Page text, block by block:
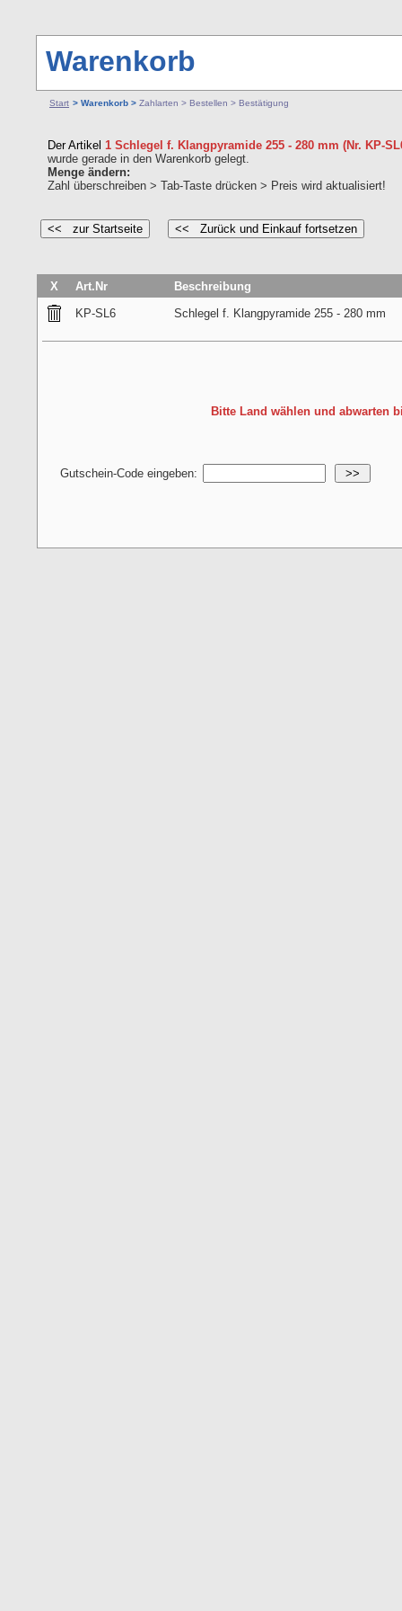
Warenkorb
Start > Warenkorb > Zahlarten > Bestellen > Bestätigung
Der Artikel 1 Schlegel f. Klangpyramide 255 - 280 mm (Nr. KP-
wurde gerade in den Warenkorb gelegt.
Menge ändern:
Zahl überschreiben > Tab-Taste drücken > Preis wird aktualisiert!
X Art.Nr
Beschreibung
KP-SL6
Schlegel f. Klangpyramide 255 - 280 mm
Bitte Land wählen und abwarten
Gutschein-Code eingeben: >>